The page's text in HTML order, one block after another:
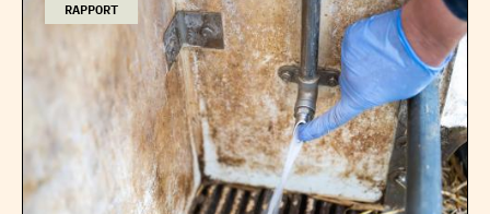
RAPPORT